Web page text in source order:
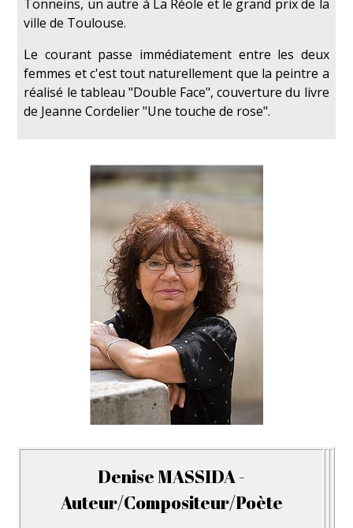
Tonneins, un autre à La Réole et le grand prix de la
ville de Toulouse.
Le courant passe immédiatement entre les deux
femmes et c'est tout naturellement que la peintre a
réalisé le tableau "Double Face", couverture du livre
de Jeanne Cordelier "Une touche de rose".
Denise MASSIDA -
Auteur/Compositeur/Poète